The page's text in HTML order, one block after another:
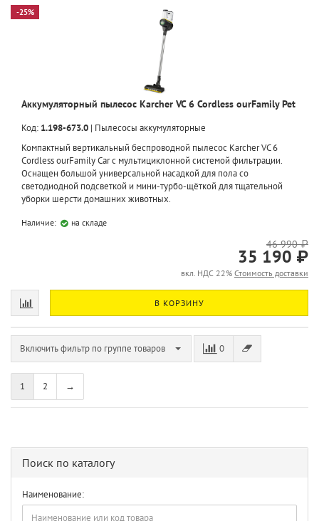
-25%
Аккумуляторный пылесос Karcher VC 6 Cordless ourFamily Pet
Код: 1.198-673.0 | Пылесосы аккумуляторные
Компактный вертикальный беспроводной пылесос Karcher VC 6
Cordless ourFamily Car с мультициклонной системой фильтрации.
Оснащен большой универсальной насадкой для пола со
светодиодной подсветкой и мини-турбо-щёткой для тщательной
уборки шерсти домашних животных.
Наличие: на складе
46 990 ₽
35 190 ₽
вкл. НДС 22% Стоимость доставки
В КОРЗИНУ
Включить фильтр по группе товаров 0
1 2 →
Поиск по каталогу
Наименование: